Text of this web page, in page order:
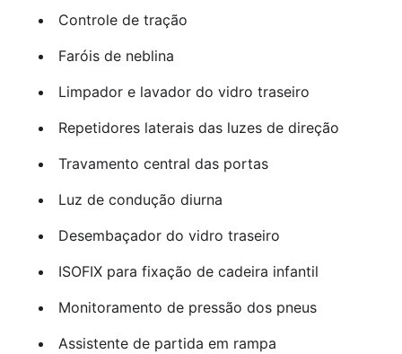
Controle de tração
Faróis de neblina
Limpador e lavador do vidro traseiro
Repetidores laterais das luzes de direção
Travamento central das portas
Luz de condução diurna
Desembaçador do vidro traseiro
ISOFIX para fixação de cadeira infantil
Monitoramento de pressão dos pneus
Assistente de partida em rampa